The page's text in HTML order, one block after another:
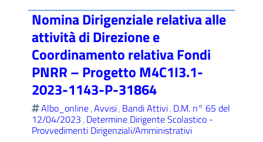
Nomina Dirigenziale relativa alle
attività di Direzione e
Coordinamento relativa Fondi
PNRR – Progetto M4C1I3.1-
2023-1143-P-31864
Albo_online,Avvisi, Bandi Attivi, D.M. n° 65 del
12/04/2023, Determine Dirigente Scolastico -
Provvedimenti Dirigenziali/Amministrativi